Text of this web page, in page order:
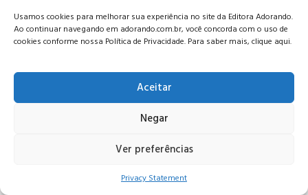
Usamos cookies para melhorar sua experiência no site da Editora Adorando.
Ao continuar navegando em adorando.com.br, você concorda com o uso de
cookies conforme nossa Política de Privacidade. Para saber mais, clique aqui.
Aceitar
Negar
Ver preferências
Privacy Statement
© Editora Adorando 2026. Todos os direitos reservados.
Consulte nossapolítica de privacidade.